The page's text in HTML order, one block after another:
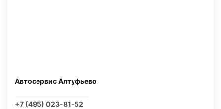
Автосервис Алтуфьево
+7 (495) 023-81-52